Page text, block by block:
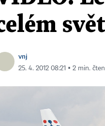
vnj
25. 4. 2012 08:21 ▪ 2 min.